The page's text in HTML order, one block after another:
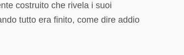
costruito che rivela i suoi
tutto era finito, come dire addio